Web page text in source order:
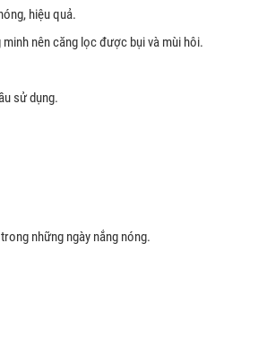
hiệu quả.
nên căng lọc được bụi và mùi hôi.
sử dụng.
những ngày nắng nóng.